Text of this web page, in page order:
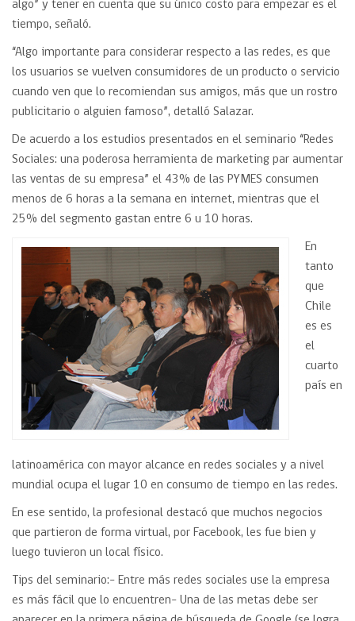
algo” y tener en cuenta que su único costo para empezar es el
tiempo, señaló.
“Algo importante para considerar respecto a las redes, es que
los usuarios se vuelven consumidores de un producto o servicio
cuando ven que lo recomiendan sus amigos, más que un rostro
publicitario o alguien famoso”, detalló Salazar.
De acuerdo a los estudios presentados en el seminario “Redes
Sociales: una poderosa herramienta de marketing par aumentar
las ventas de su empresa” el 43% de las PYMES consumen
menos de 6 horas a la semana en internet, mientras que el
25% del segmento gastan entre 6 u 10 horas.
En
tanto
que
Chile
es es
el
cuarto
país en
latinoamérica con mayor alcance en redes sociales y a nivel
mundial ocupa el lugar 10 en consumo de tiempo en las redes.
En ese sentido, la profesional destacó que muchos negocios
que partieron de forma virtual, por Facebook, les fue bien y
luego tuvieron un local físico.
Tips del seminario:- Entre más redes sociales use la empresa
es más fácil que lo encuentren- Una de las metas debe ser